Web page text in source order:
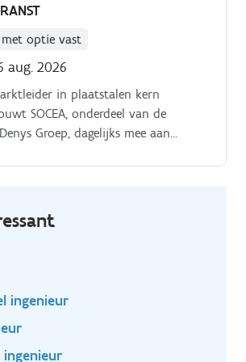
RANST
optie vast
aug. 2026
in plaatstalen kern
SOCEA, onderdeel van de
Groep, dagelijks mee aan
voor de technische uitwerking en
(tendering) en vertaalt
voor de technische
warmtenetten,…) Je coördineert de
van technische dossiers,
en technische documentatie
ingenieur